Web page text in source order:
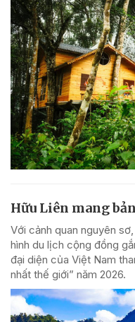
Hữu Liên mang
Với cảnh quan nguyên
hình du lịch cộng đồng
đại diện của Việt Nam
nhất thế giới” năm 2026.